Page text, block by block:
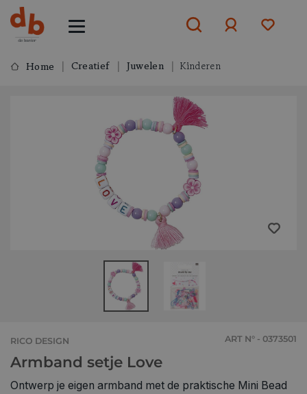
ofaanmelden
Home Creatief Juwelen Kinderen
RICO DESIGN ART N° - 0373501
Armband setje Love
Ontwerp je eigen armband met de praktische Mini Bead